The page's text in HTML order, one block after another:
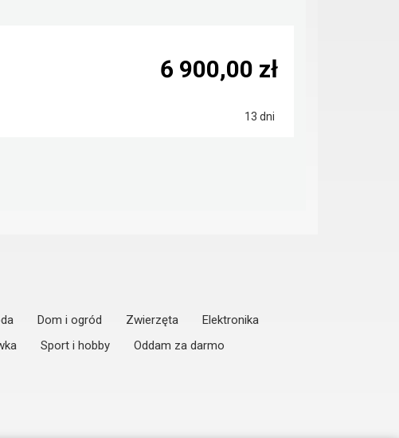
13 dni
6 900,00 zł
Dom i ogród Zwierzęta
Elektronika
Sport i hobby
Oddam za darmo